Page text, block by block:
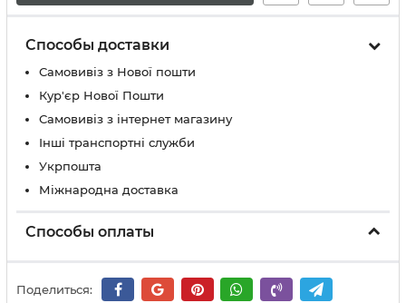
Способы доставки
Самовивіз з Нової пошти
Кур'єр Нової Пошти
Самовивіз з інтернет магазину
Інші транспортні служби
Укрпошта
Міжнародна доставка
Способы оплаты
Поделиться: